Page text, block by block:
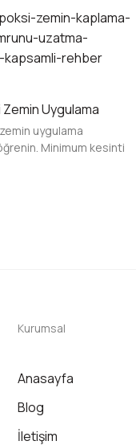
Zemin Uygulama
uygulama
Minimum kesinti
Kurumsal
Anasayfa
Blog
İletişim